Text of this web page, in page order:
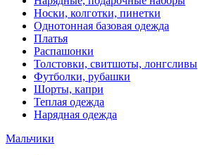
Носки, колготки, пинетки
Однотонная базовая одежда
Платья
Распашонки
Толстовки, свитшоты, лонгсливы
Футболки, рубашки
Шорты, капри
Теплая одежда
Нарядная одежда
Мальчики